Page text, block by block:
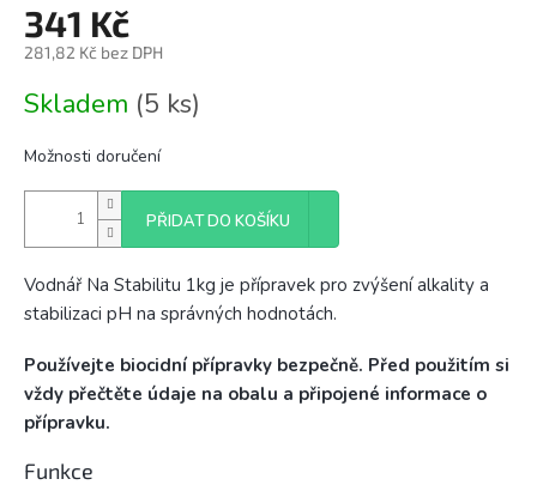
341 Kč
281,82 Kč bez DPH
cena:
Skladem (5 ks)
Možnosti doručení
PŘIDAT DO KOŠÍKU
Vodnář Na Stabilitu 1kg je přípravek pro zvýšení alkality a
stabilizaci pH na správných hodnotách.
Používejte biocidní přípravky bezpečně. Před použitím si
vždy přečtěte údaje na obalu a připojené informace o
přípravku.
Funkce